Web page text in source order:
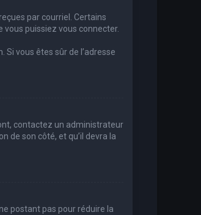
par courriel. Certains
puissiez vous connecter.
vous êtes sûr de l’adresse
contactez un administrateur
de son côté, et qu’il devra la
postant pas pour réduire la